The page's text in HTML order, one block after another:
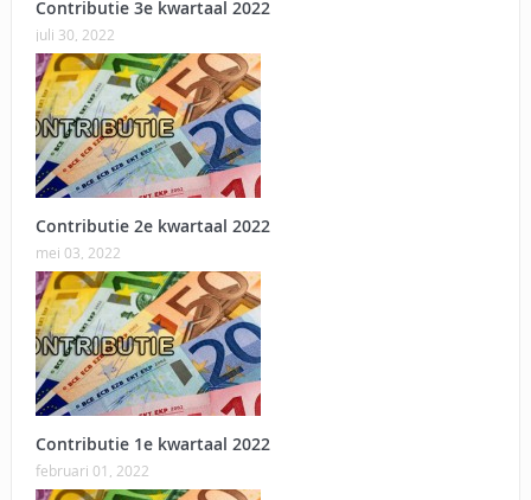
Contributie 3e kwartaal 2022
juli 30, 2022
Contributie 2e kwartaal 2022
mei 03, 2022
Contributie 1e kwartaal 2022
februari 01, 2022